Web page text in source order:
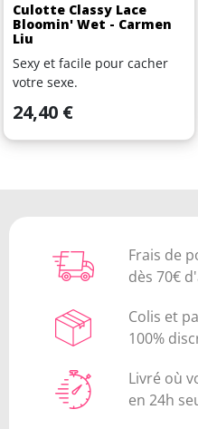
Culotte Classy Lace
Bloomin' Wet - Carmen
Liu
Sexy et facile pour cacher
votre sexe.
Prix
24,40 €
Frais de
dès 70€
Colis et
100%
Livré où
en 24h